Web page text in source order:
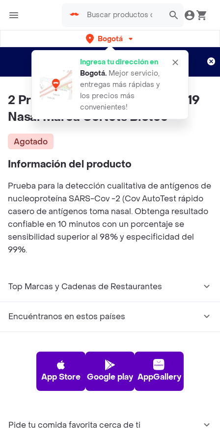
Bogotá
Ingresa tu dirección en
Bogotá. Mejor servicio,
entregas más rápidas y
los precios más
convenientes!
envíos gratis por semanas
Aplican TyC
2 Pruebas De Antígeno Covid -19
Nasal Marca Certets Biotec
Agotado
Información del producto
Prueba para la detección cualitativa de antígenos de
nucleoproteína SARS-Cov -2 (Cov AutoTest rápido
casero de antígenos toma nasal. Obtenga resultado
confiable en 10 minutos con un porcentaje se
sensibilidad superior al 98% y especificidad del
99%.
Top Marcas y Cadenas de Restaurantes
Encuéntranos en estos países
App Store Google play AppGallery
Pide tu comida favorita cerca de ti